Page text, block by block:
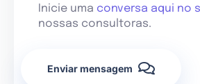
Inicie uma conversa aqui no
nossas consultoras.
Enviar mensagem